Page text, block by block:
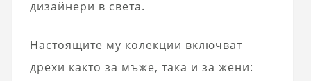
дизайнери в света.
Настоящите му колекции включват
дрехи както за мъже, така и за жени: